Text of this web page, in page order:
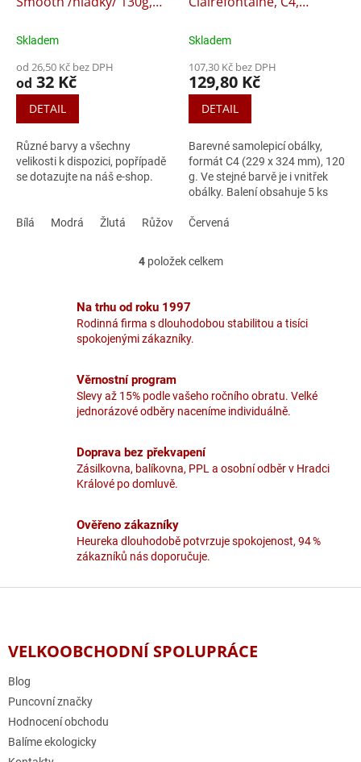
Skladem
od 26,50 Kč bez DPH
od 32 Kč
DETAIL
Různé barvy a všechny
velikosti k dispozici, popřípadě
se dotazujte na náš e-shop.
Bílá Modrá Žlutá Růžová Černá
Skladem
107,30 Kč bez DPH
129,80 Kč
DETAIL
Barevné samolepicí obálky,
formát C4 (229 x 324 mm), 120
g. Ve stejné barvě je i vnitřek
obálky. Balení obsahuje 5 ks
Potřebujete poradit s
Červená
O
l
á
d
a
p
r
v
y
v
u
4položek celkem
Na trhu od roku 1997
Rodinná firma s dlouhodobou stabilitou a tisíci
spokojenými zákazníky.
Věrnostní program
Slevy až 15% podle vašeho ročního obratu. Velké
jednorázové odběry naceníme individuálně.
Doprava bez překvapení
Zásilkovna, balíkovna, PPL a osobní odběr v Hradci
Králové po domluvě.
Ověřeno zákazníky
Heureka dlouhodobě potvrzuje spokojenost, 94 %
zákazníků nás doporučuje.
Z
VELKOOBCHODNÍ SPOLUPRÁCE
Blog
Puncovní značky
Hodnocení obchodu
Balíme ekologicky